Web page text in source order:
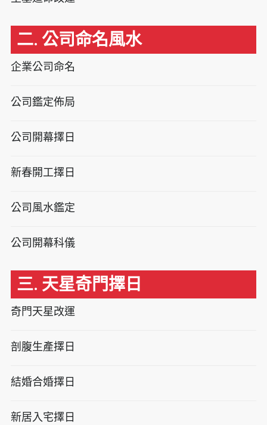
二. 公司命名風水
企業公司命名
公司鑑定佈局
公司開幕擇日
新春開工擇日
公司風水鑑定
公司開幕科儀
三. 天星奇門擇日
奇門天星改運
剖腹生產擇日
結婚合婚擇日
新居入宅擇日